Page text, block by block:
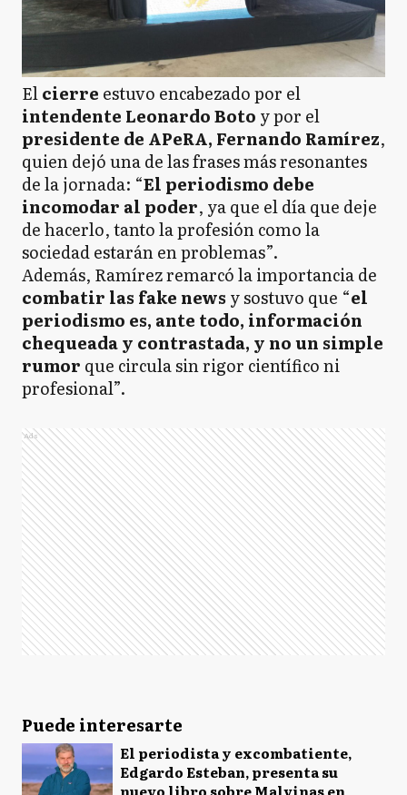
Elcierre estuvo encabezado por el
intendente Leonardo Boto y por el
presidente de APeRA, Fernando Ramírez,
quien dejó una de las frases más resonantes
de la jornada: “El periodismo debe
incomodar al poder, ya que el día que deje
de hacerlo, tanto la profesión como la
sociedad estarán en problemas”.
Además, Ramírez remarcó la importancia de
combatir las fake news y sostuvo que “el
periodismo es, ante todo, información
chequeada y contrastada, y no un simple
rumor que circula sin rigor científico ni
profesional”.
Ads
Puede interesarte
El periodista y excombatiente,
Edgardo Esteban, presenta su
nuevo libro sobre Malvinas en